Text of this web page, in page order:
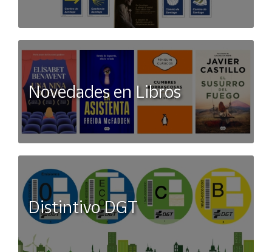
Novedades en Libros
Distintivo DGT